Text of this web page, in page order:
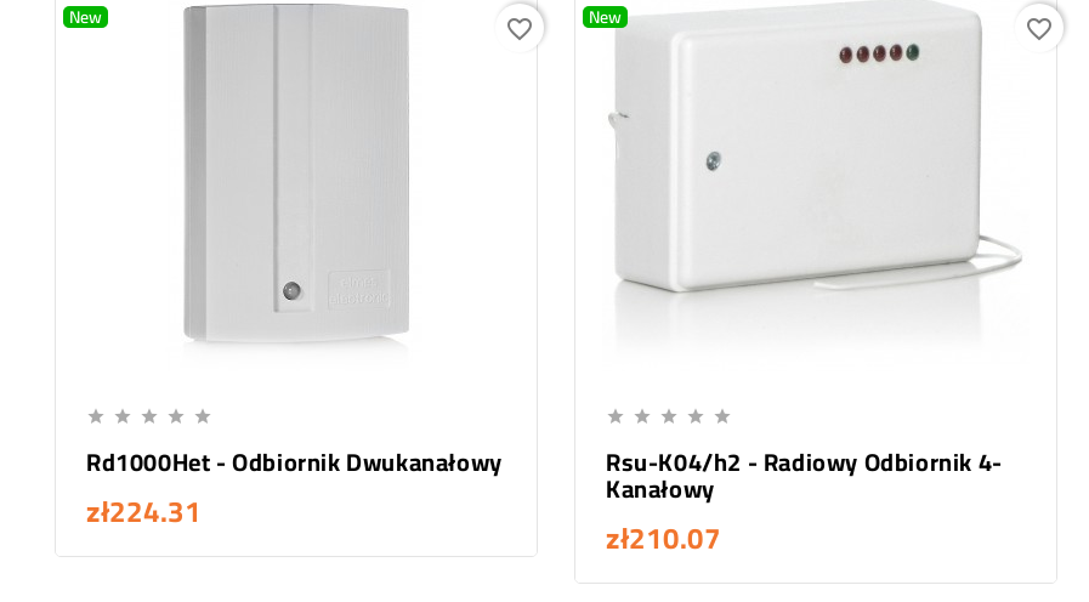
New
    
Rd1000Het - Odbiornik Dwukanałowy
zł224.31
favorite_border New
    
Rsu-K04/h2 - Radiowy Odbiornik 4-
Kanałowy
zł210.07
favorite_border